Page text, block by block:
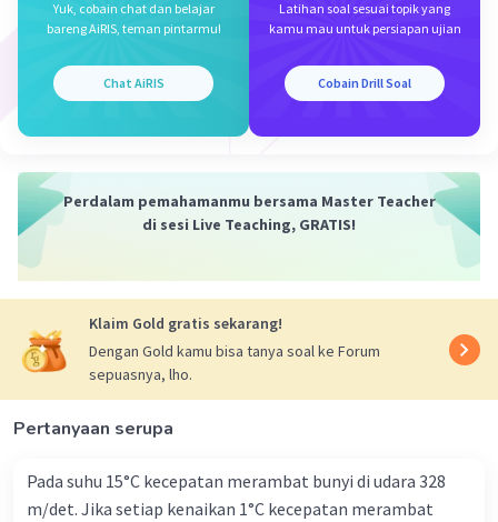
𝞱 = sudut (°)
miring, maka gaya normal pada benda itu adalah
Beri Rating·0.0(0) Balas
Iklan
Yuk, cobain chat dan belajar
bareng AiRIS, teman pintarmu!
Chat AiRIS
Latihan soal sesuai topik yang
kamu mau untuk persiapan ujian
Cobain Drill Soal
Perdalam pemahamanmu bersama Master Teacher
di sesi Live Teaching, GRATIS!
Klaim Gold gratis sekarang!
Dengan Gold kamu bisa tanya soal ke Forum
sepuasnya, lho.
Pertanyaan serupa
Pada suhu 15°C kecepatan merambat bunyi di udara 328
m/det. Jika setiap kenaikan 1°C kecepatan merambat